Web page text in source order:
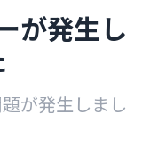
が発生し
が発生しまし